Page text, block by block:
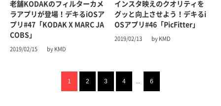
老舗KODAKのフィルターカメ
ラアプリが登場！デキるiOSア
プリ#47「KODAK X MARC JA
COBS」
2019/02/15 by KMD
インスタ映えのクオリティを
グッと向上させよう！デキるi
OSアプリ#46「PicFitter」
2019/02/13 by KMD
1 2 3 4 ... 6